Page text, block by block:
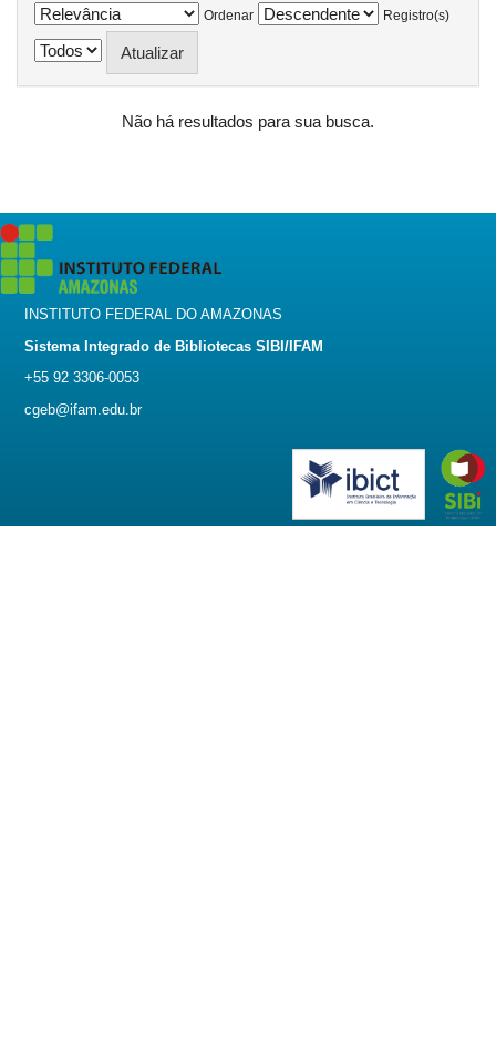
Ordenar
Registro(s)
Não há resultados para sua busca.
INSTITUTO FEDERAL DO AMAZONAS
Sistema Integrado de Bibliotecas SIBI/IFAM
+55 92 3306-0053
cgeb@ifam.edu.br